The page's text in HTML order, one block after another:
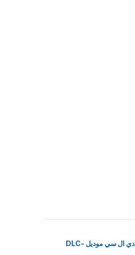
كشاف راس من دي ال سي موديل DLC-